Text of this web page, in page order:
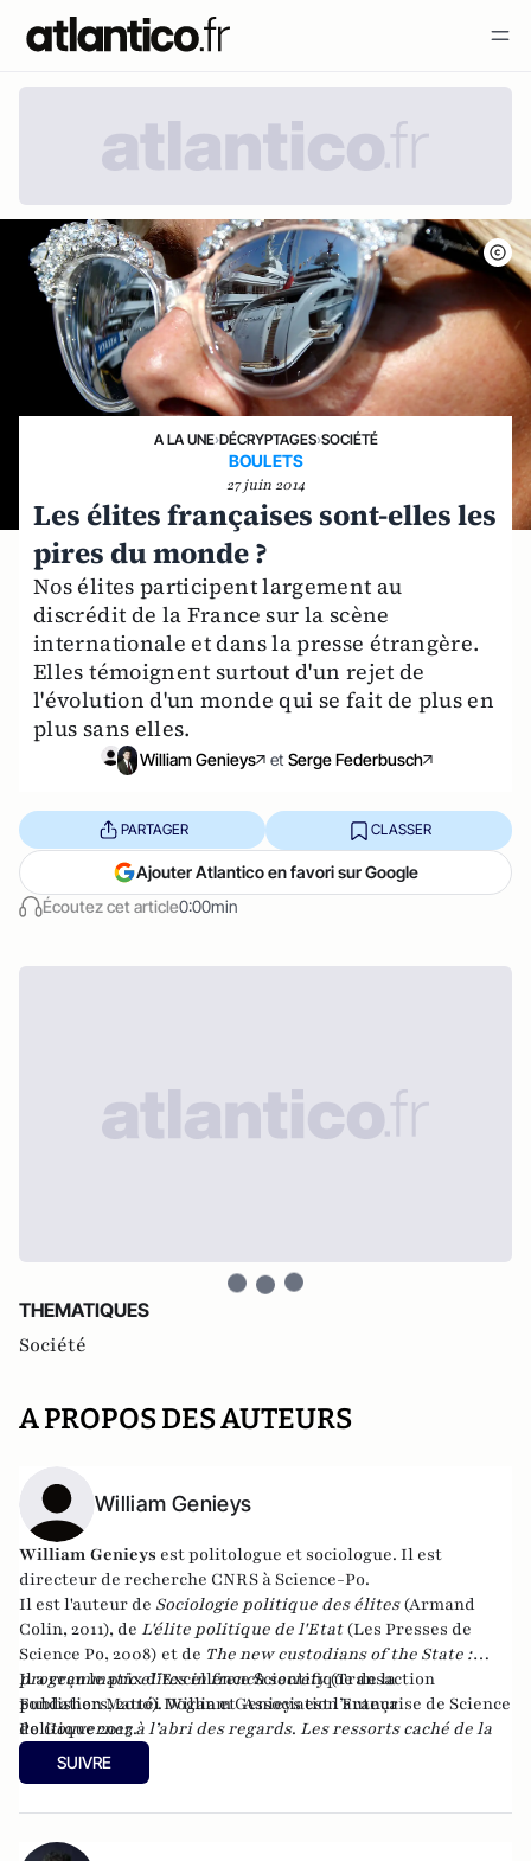
A LA UNE›DÉCRYPTAGES›SOCIÉTÉ
BOULETS
27 juin 2014
Les élites françaises sont-elles les
pires du monde ?
Nos élites participent largement au
discrédit de la France sur la scène
internationale et dans la presse étrangère.
Elles témoignent surtout d'un rejet de
l'évolution d'un monde qui se fait de plus en
plus sans elles.
William Genieys et Serge Federbusch
Écoutez cet article0:00min
PARTAGER CLASSER
Ajouter Atlantico en favori sur Google
THEMATIQUES
Société
A PROPOS DES AUTEURS
William Genieys
William Genieys est politologue et sociologue. Il est
directeur de recherche CNRS à Science-Po.
Il est l'auteur de Sociologie politique des élites (Armand
Colin, 2011), de L'élite politique de l'Etat(Les Presses de
Science Po, 2008) et de The new custodians of the State :
programmatic elites in french society(Transaction
publishers, 2010). William Genieys est l’auteur
deGouverner à l’abri des regards. Les ressorts caché de la
réussite de l’Obamacare
2020])
Il a reçu le prix d’Excellence Scientifique de la
Fondation Mattéi Dogan et Association Française de Science
Politique 2013.
SUIVRE